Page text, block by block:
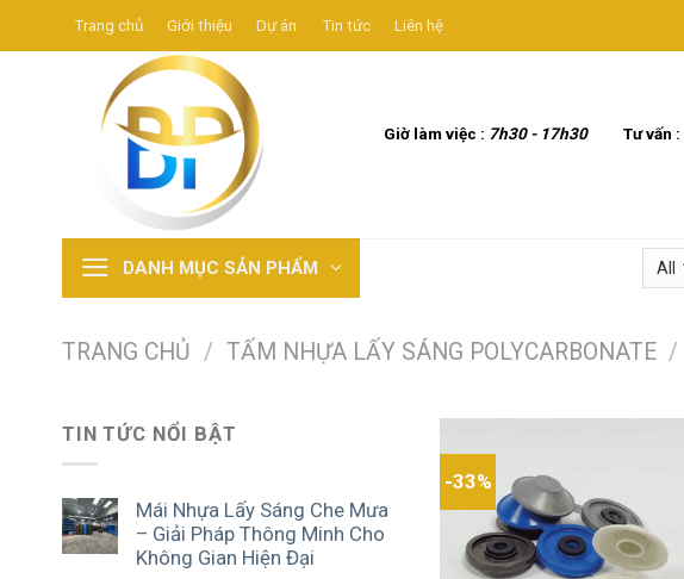
to
Trang chủ Giới thiệu Dự án Tin tức Liên hệ
Giờ làm việc : 7h30 - 17h30 Tư vấn :
DANH MỤC SẢN PHẨM
TRANG CHỦ / TẤM NHỰA LẤY SÁNG POLYCARBONATE /
TIN TỨC NỔI BẬT
Mái Nhựa Lấy Sáng Che Mưa
– Giải Pháp Thông Minh Cho
Không Gian Hiện Đại
-33%